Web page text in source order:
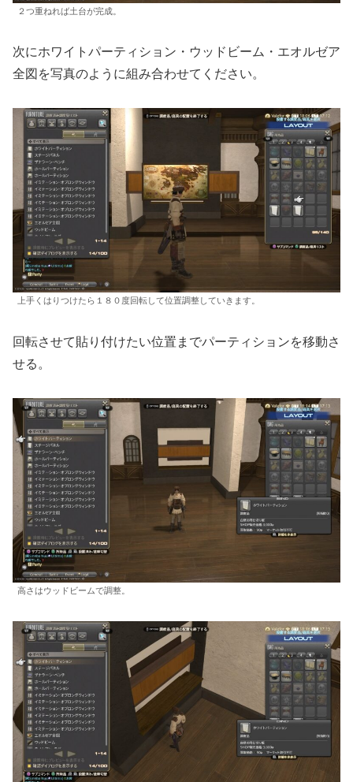
２つ重ねれば土台が完成。
次にホワイトパーティション・ウッドビーム・エオルゼア
全図を写真のように組み合わせてください。
上手くはりつけたら１８０度回転して位置調整していきます。
回転させて貼り付けたい位置までパーティションを移動さ
せる。
高さはウッドビームで調整。